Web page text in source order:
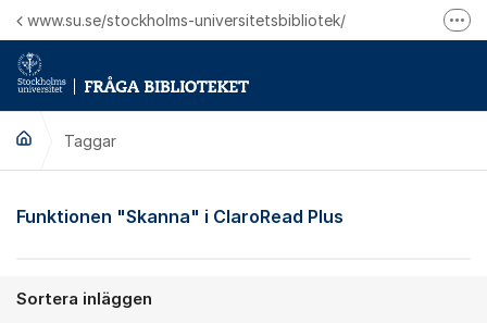
Hoppa till innehåll
www.su.se/stockholms-universitetsbibliotek/
Taggar
Funktionen "Skanna" i ClaroRead Plus
Sortera inläggen